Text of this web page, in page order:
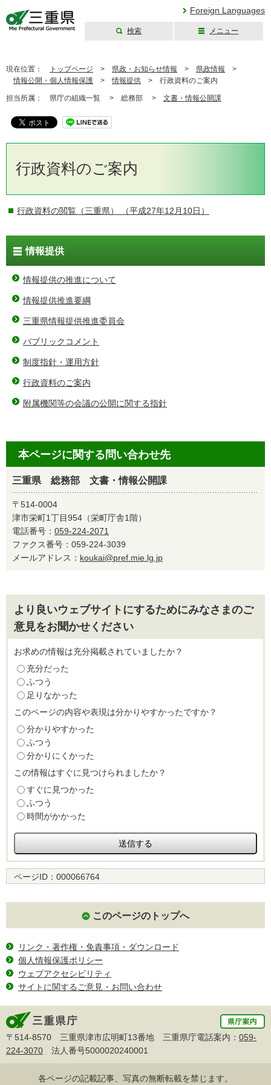
Foreign Languages
検索 メニュー
現在位置： トップページ > 県政・お知らせ情報 > 県政情報 >
情報公開・個人情報保護 > 情報提供 > 行政資料のご案内
担当所属： 県庁の組織一覧 > 総務部 > 文書・情報公開課
行政資料のご案内
行政資料の閲覧（三重県） （平成27年12月10日）
情報提供
情報提供の推進について
情報提供推進要綱
三重県情報提供推進委員会
パブリックコメント
制度指針・運用方針
行政資料のご案内
附属機関等の会議の公開に関する指針
本ページに関する問い合わせ先
三重県 総務部 文書・情報公開課
〒514-0004
津市栄町1丁目954（栄町庁舎1階）
電話番号： 059-224-2071
ファクス番号：059-224-3039
メールアドレス： koukai@pref.mie.lg.jp
より良いウェブサイトにするためにみなさまのご
意見をお聞かせください
お求めの情報は充分掲載されていましたか？
充分だった
ふつう
足りなかった
このページの内容や表現は分かりやすかったですか？
分かりやすかった
ふつう
分かりにくかった
この情報はすぐに見つけられましたか？
すぐに見つかった
ふつう
時間がかかった
ページID： 000066764
このページのトップへ
リンク・著作権・免責事項・ダウンロード
個人情報保護ポリシー
ウェブアクセシビリティ
サイトに関するご意見・お問い合わせ
〒514-8570 三重県津市広明町13番地 三重県庁電話案内： 059-
224-3070 法人番号5000020240001
各ページの記載記事、写真の無断転載を禁じます。